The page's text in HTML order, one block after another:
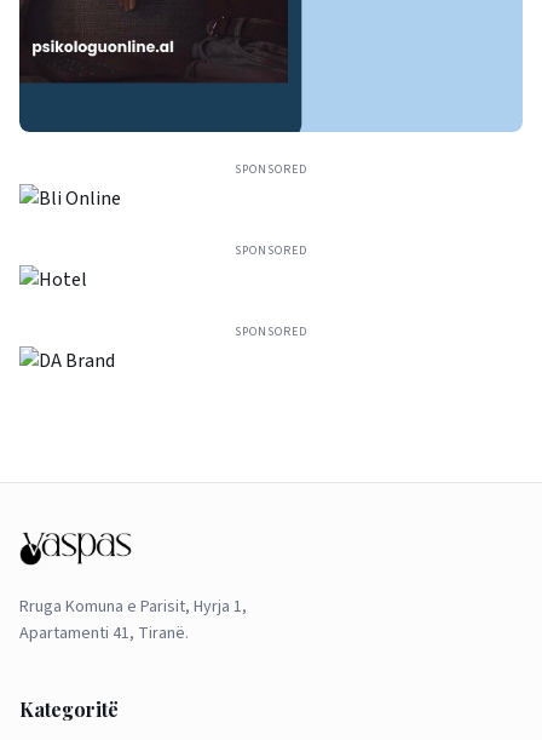
SPONSORED
SPONSORED
SPONSORED
Rruga Komuna e Parisit, Hyrja 1,
Apartamenti 41, Tiranë.
Kategoritë